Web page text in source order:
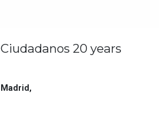
Ciudadanos 20 years
Madrid ,